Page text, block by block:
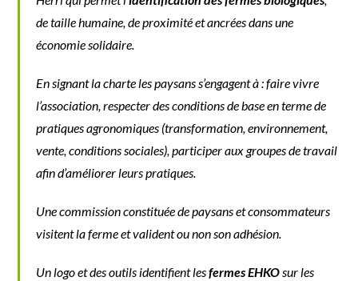
de taille humaine, de proximité et ancrées dans une
économie solidaire.
En signant la charte les paysans s’engagent à : faire vivre
l’association, respecter des conditions de base en terme de
pratiques agronomiques (transformation, environnement,
vente, conditions sociales), participer aux groupes de travail
afin d’améliorer leurs pratiques.
Une commission constituée de paysans et consommateurs
visitent la ferme et valident ou non son adhésion.
Un logo et des outils identifient lesfermes EHKOsur les